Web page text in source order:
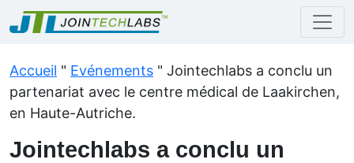
Accueil " Evénements " Jointechlabs a conclu un
partenariat avec le centre médical de Laakirchen,
en Haute-Autriche.
Jointechlabs a conclu un